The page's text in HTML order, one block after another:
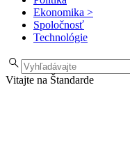
Ekonomika >
Spoločnosť
Technológie
Vitajte na Štandarde